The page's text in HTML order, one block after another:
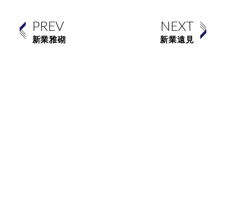
PREV
新業雅砌
NEXT
新業遠見